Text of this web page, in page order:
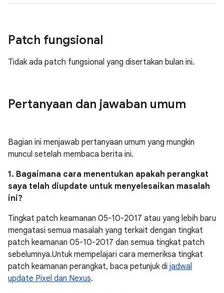
Patch fungsional
Tidak ada patch fungsional yang disertakan bulan ini.
Pertanyaan dan jawaban umum
Bagian ini menjawab pertanyaan umum yang mungkin
muncul setelah membaca berita ini.
1. Bagaimana cara menentukan apakah perangkat
saya telah diupdate untuk menyelesaikan masalah
ini?
Tingkat patch keamanan 05-10-2017 atau yang lebih baru
mengatasi semua masalah yang terkait dengan tingkat
patch keamanan 05-10-2017 dan semua tingkat patch
sebelumnya.Untuk mempelajari cara memeriksa tingkat
patch keamanan perangkat, baca petunjuk di jadwal
update Pixel dan Nexus.